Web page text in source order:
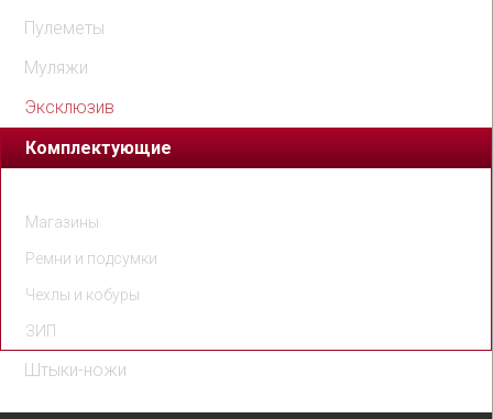
Пулеметы
Муляжи
Эксклюзив
Комплектующие
Магазины
Ремни и подсумки
Чехлы и кобуры
ЗИП
Штыки-ножи